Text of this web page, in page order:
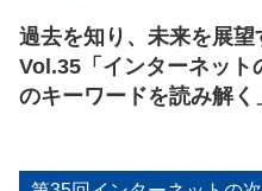
過去を知り、未来を展
Vol.35「インターネット
のキーワードを読み解く